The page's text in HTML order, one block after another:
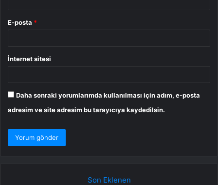
E-posta *
İnternet sitesi
Daha sonraki yorumlarımda kullanılması için adım, e-posta
adresim ve site adresim bu tarayıcıya kaydedilsin.
Son Eklenen